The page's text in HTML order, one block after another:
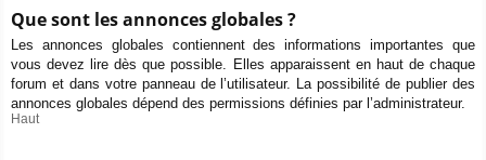
Que sont les annonces globales ?
Les annonces globales contiennent des informations importantes que
vous devez lire dès que possible. Elles apparaissent en haut de chaque
forum et dans votre panneau de l’utilisateur. La possibilité de publier des
annonces globales dépend des permissions définies par l’administrateur.
Haut